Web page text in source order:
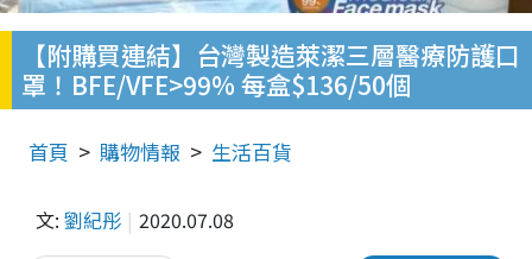
【附購買連結】台灣製造萊潔三層醫療防護口
罩！BFE/VFE>99% 每盒$136/50個
首頁 購物情報 生活百貨
文: 劉紀彤 2020.07.08